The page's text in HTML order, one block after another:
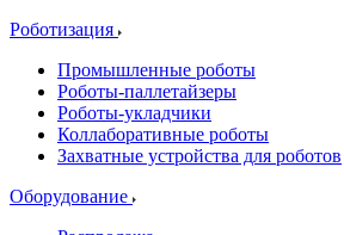
Роботизация
Промышленные роботы
Роботы-паллетайзеры
Роботы-укладчики
Коллаборативные роботы
Захватные устройства для роботов
Оборудование